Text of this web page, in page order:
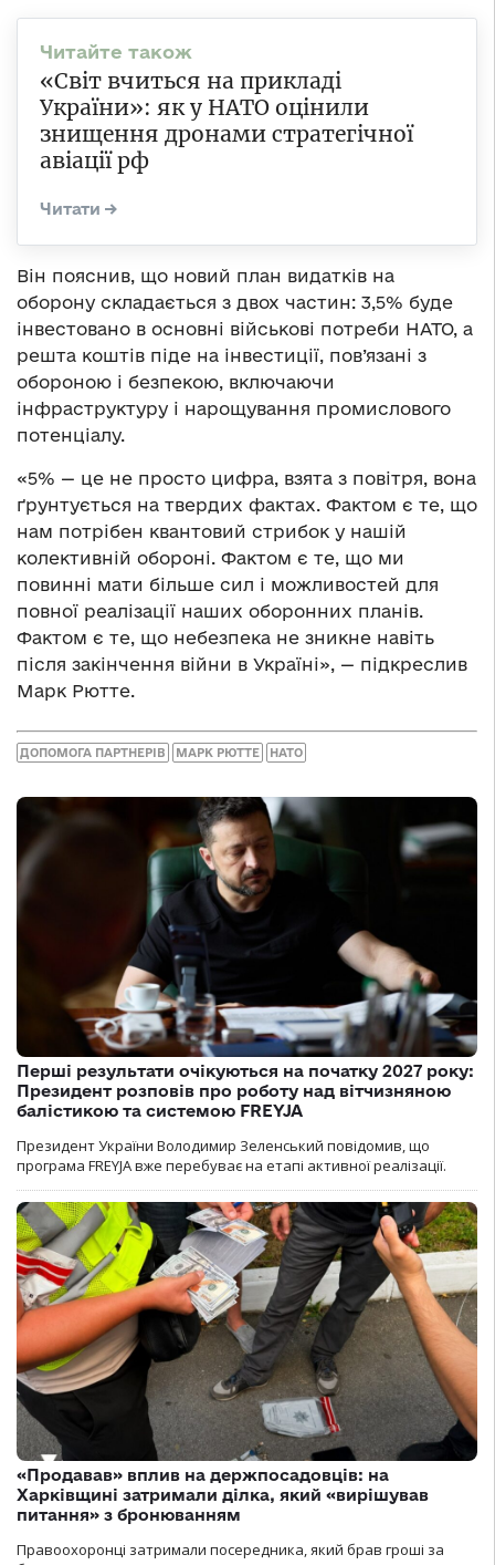
«Світ вчиться на прикладі
України»: як у НАТО оцінили
знищення дронами стратегічної
авіації рф
Він пояснив, що новий план видатків на
оборону складається з двох частин: 3,5% буде
інвестовано в основні військові потреби НАТО, а
решта коштів піде на інвестиції, пов’язані з
обороною і безпекою, включаючи
інфраструктуру і нарощування промислового
потенціалу.
«5% — це не просто цифра, взята з повітря, вона
ґрунтується на твердих фактах. Фактом є те, що
нам потрібен квантовий стрибок у нашій
колективній обороні. Фактом є те, що ми
повинні мати більше сил і можливостей для
повної реалізації наших оборонних планів.
Фактом є те, що небезпека не зникне навіть
після закінчення війни в Україні», — підкреслив
Марк Рютте.
ДОПОМОГА ПАРТНЕРІВ МАРК РЮТТЕ НАТО
Перші результати очікуються на початку 2027 року:
Президент розповів про роботу над вітчизняною
балістикою та системою FREYJA
Президент України Володимир Зеленський повідомив, що
програма FREYJA вже перебуває на етапі активної реалізації.
«Продавав» вплив на держпосадовців: на
Харківщині затримали ділка, який «вирішував
питання» з бронюванням
Правоохоронці затримали посередника, який брав гроші за